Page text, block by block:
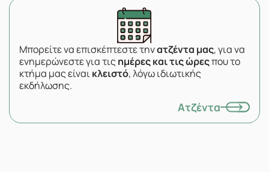
Μπορείτε να επισκέπτεστε τηνατζέντα μας, για να
ενημερώνεστε για τιςημέρες και τις ώρεςπου το
κτήμα μας είναικλειστό, λόγω ιδιωτικής
εκδήλωσης.
Ατζέντα